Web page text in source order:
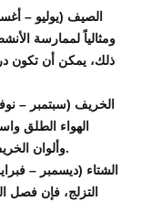
الصيف (يوليو –
ومثالياً لممارسة
ذلك، يمكن أن تكون
الخريف (سبتمبر –
الهواء الطلق
وألوان الخريف الجميلة في المناطق الطبيعية المحيطة.
الشتاء (ديسمبر –
التزلج، فإن فصل